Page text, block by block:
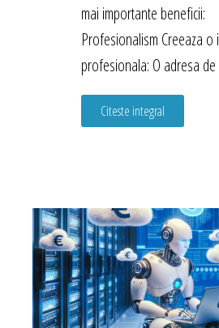
mai importante beneficii:
Profesionalism Creeaza o
profesionala: O adresa
Citeste integral